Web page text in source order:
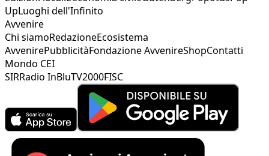
UpLuoghi dell'Infinito
Avvenire
Chi siamoRedazioneEcosistema
AvvenirePubblicitàFondazione AvvenireShopContatti
Mondo CEI
SIRRadio InBluTV2000FISC